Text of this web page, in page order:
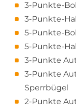
3-Punkte-
3-Punkte-
5-Punkte-
5-Punkte-
3-Punkte
3-Punkte
Sperrbügel
2-Punkte